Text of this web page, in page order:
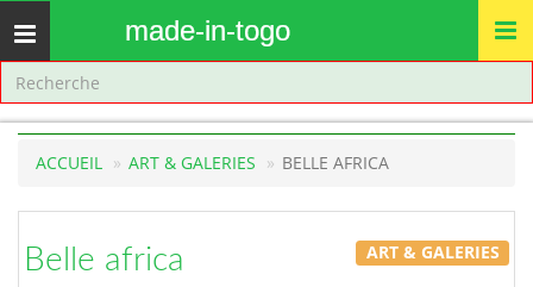
Toggle
navigation
made-in-togo
ACCUEIL ART & GALERIES BELLE AFRICA
Belle africa ART & GALERIES